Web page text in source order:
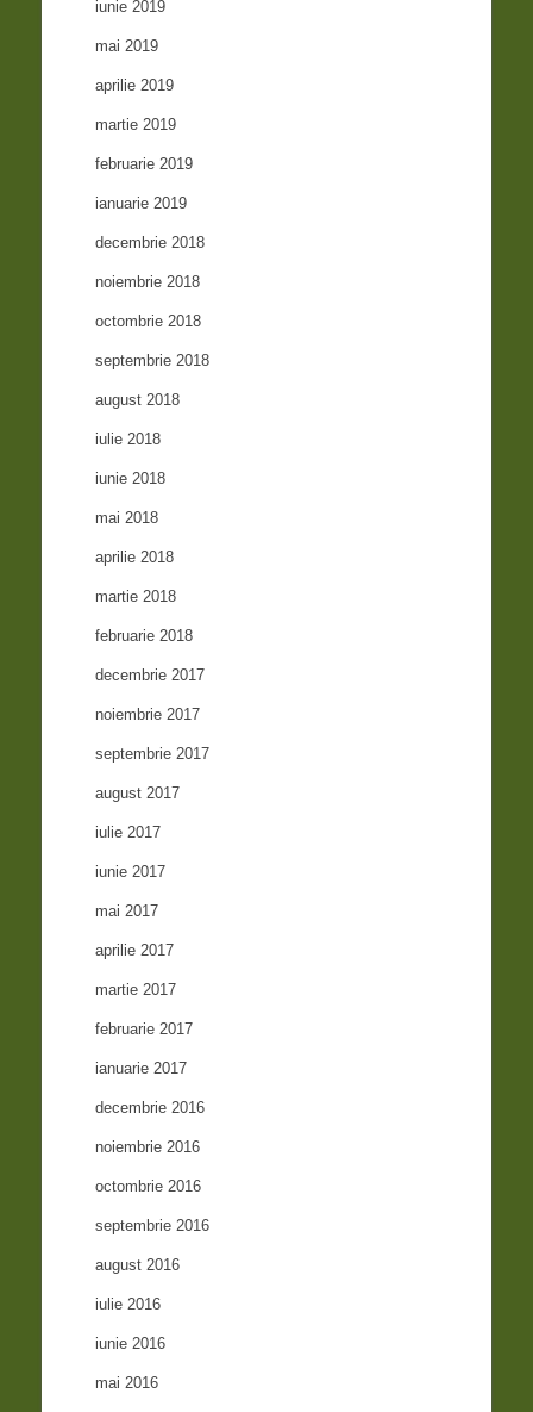
iunie 2019
mai 2019
aprilie 2019
martie 2019
februarie 2019
ianuarie 2019
decembrie 2018
noiembrie 2018
octombrie 2018
septembrie 2018
august 2018
iulie 2018
iunie 2018
mai 2018
aprilie 2018
martie 2018
februarie 2018
decembrie 2017
noiembrie 2017
septembrie 2017
august 2017
iulie 2017
iunie 2017
mai 2017
aprilie 2017
martie 2017
februarie 2017
ianuarie 2017
decembrie 2016
noiembrie 2016
octombrie 2016
septembrie 2016
august 2016
iulie 2016
iunie 2016
mai 2016